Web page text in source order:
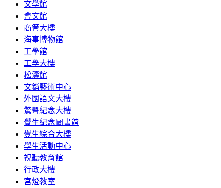
文學館
會文館
商管大樓
海事博物館
工學館
工學大樓
松濤館
文錙藝術中心
外國語文大樓
驚聲紀念大樓
覺生紀念圖書館
覺生綜合大樓
學生活動中心
視聽教育館
行政大樓
宮燈教室